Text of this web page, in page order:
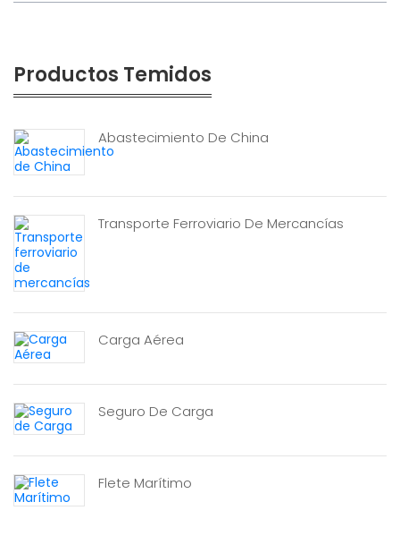
Productos Temidos
Abastecimiento De China
Transporte Ferroviario De Mercancías
Carga Aérea
Seguro De Carga
Flete Marítimo